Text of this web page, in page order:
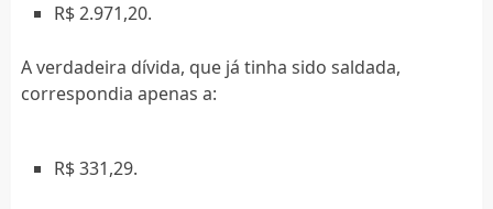
R$ 2.971,20.
A verdadeira dívida, que já tinha sido saldada,
correspondia apenas a:
R$ 331,29.